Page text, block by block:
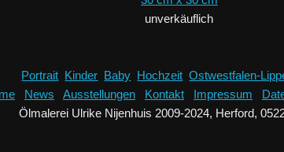
unverkäuflich
Portrait Kinder Baby Hochzeit Ostwestfalen-
News Ausstellungen Kontakt Impressum
Ölmalerei Ulrike Nijenhuis 2009-2024, Herford,